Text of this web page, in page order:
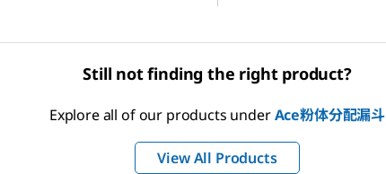
Still not finding the right product?
Explore all of our products underAce粉体分配漏斗
View All Products